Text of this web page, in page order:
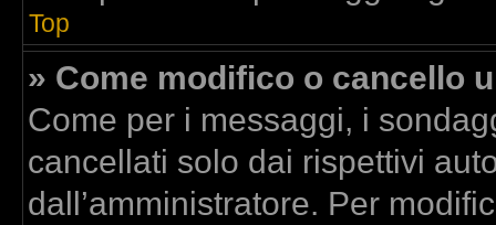
Top
» Come modifico o cancello
Come per i messaggi, i
cancellati solo dai rispettivi
dall’amministratore. Per